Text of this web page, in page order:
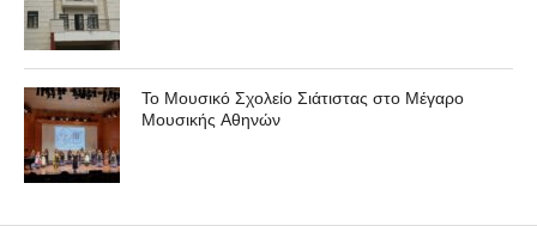
Το Μουσικό Σχολείο Σιάτιστας στο Μέγαρο
Μουσικής Αθηνών